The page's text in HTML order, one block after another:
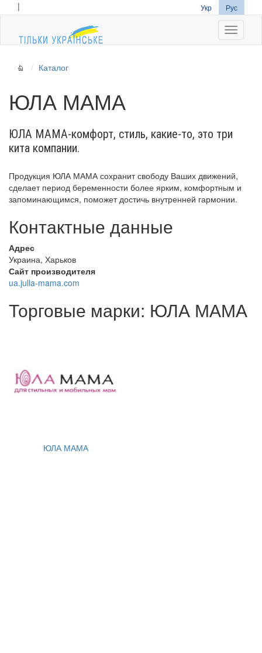
| Укр Рус
Каталог
ЮЛА МАМА
ЮЛА МАМА-комфорт, стиль, какие-то, это три
кита компании.
Продукция ЮЛА МАМА сохранит свободу Ваших движений,
сделает период беременности более ярким, комфортным и
запоминающимся, поможет достичь внутренней гармонии.
Контактные данные
Адрес
Украина, Харьков
Сайт производителя
ua.julla-mama.com
Торговые марки: ЮЛА МАМА
ЮЛА МАМА